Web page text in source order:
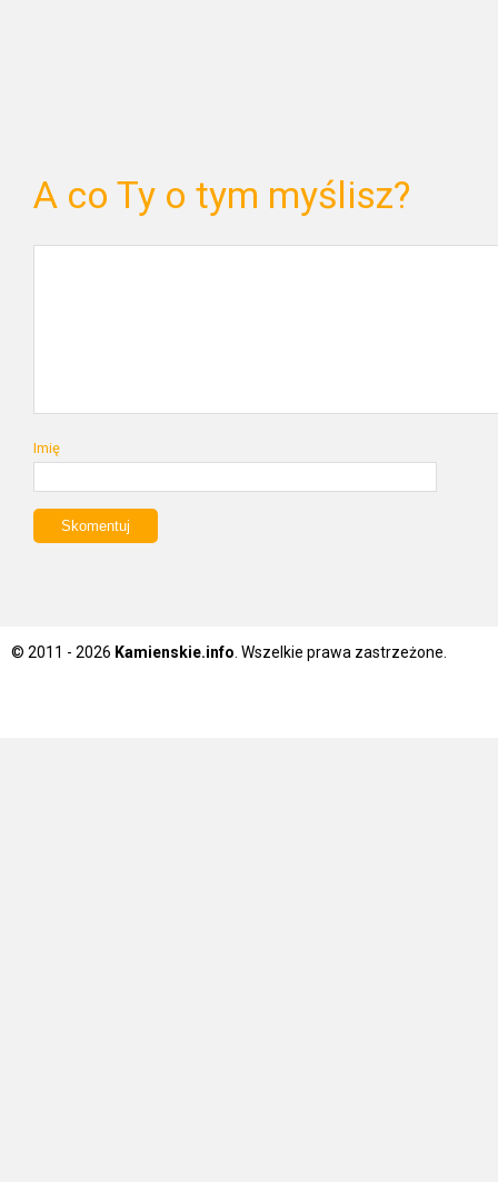
A co Ty o tym myślisz?
Imię
© 2011 - 2026 Kamienskie.info . Wszelkie prawa zastrzeżone.